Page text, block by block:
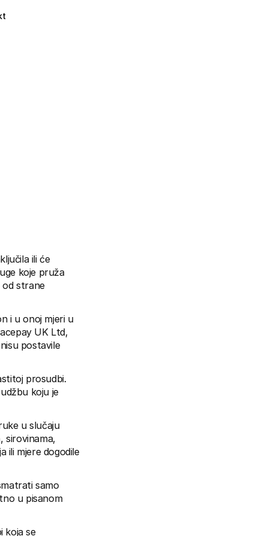
ili će
koje pruža
od strane
i u onoj mjeri u
UK Ltd,
postavile
prosudbi.
koju je
u slučaju
sirovinama,
ili mjere dogodile
samo
u pisanom
koja se